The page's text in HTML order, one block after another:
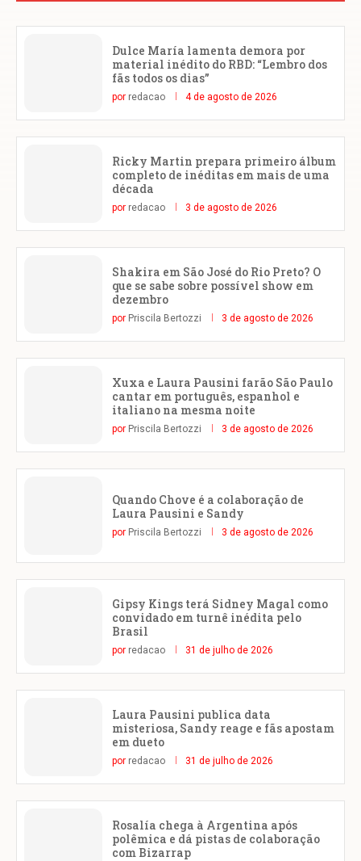
Dulce María lamenta demora por
material inédito do RBD: “Lembro dos
fãs todos os dias”
por redacao 4 de agosto de 2026
Ricky Martin prepara primeiro álbum
completo de inéditas em mais de uma
década
por redacao 3 de agosto de 2026
Shakira em São José do Rio Preto? O
que se sabe sobre possível show em
dezembro
por Priscila Bertozzi 3 de agosto de 2026
Xuxa e Laura Pausini farão São Paulo
cantar em português, espanhol e
italiano na mesma noite
por Priscila Bertozzi 3 de agosto de 2026
Quando Chove é a colaboração de
Laura Pausini e Sandy
por Priscila Bertozzi 3 de agosto de 2026
Gipsy Kings terá Sidney Magal como
convidado em turnê inédita pelo
Brasil
por redacao 31 de julho de 2026
Laura Pausini publica data
misteriosa, Sandy reage e fãs apostam
em dueto
por redacao 31 de julho de 2026
Rosalía chega à Argentina após
polêmica e dá pistas de colaboração
com Bizarrap